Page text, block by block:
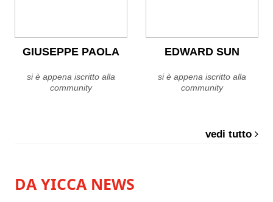
GIUSEPPE PAOLA
si è appena iscritto alla
community
EDWARD SUN
si è appena iscritto alla
community
vedi tutto
DA YICCA NEWS